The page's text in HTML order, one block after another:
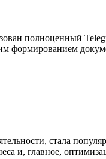
полноценный
формированием
стала
и, главное,